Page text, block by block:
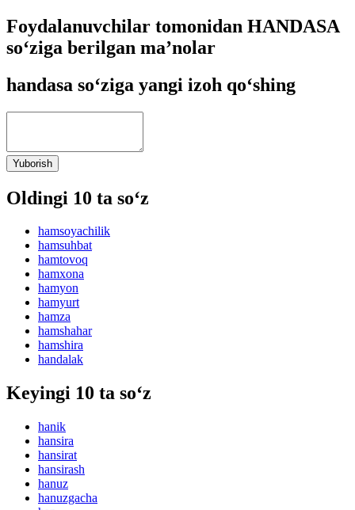
Foydalanuvchilar tomonidan HANDASA
so‘ziga berilgan ma’nolar
handasa so‘ziga yangi izoh qo‘shing
Yuborish
Oldingi 10 ta so‘z
hamsoyachilik
hamsuhbat
hamtovoq
hamxona
hamyon
hamyurt
hamza
hamshahar
hamshira
handalak
Keyingi 10 ta so‘z
hanik
hansira
hansirat
hansirash
hanuz
hanuzgacha